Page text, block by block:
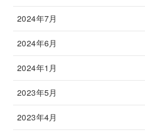
2024年7月
2024年6月
2024年1月
2023年5月
2023年4月